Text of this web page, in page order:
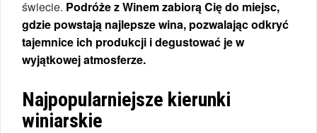
świecie. Podróże z Winem zabiorą Cię do miejsc,
gdzie powstają najlepsze wina, pozwalając odkryć
tajemnice ich produkcji i degustować je w
wyjątkowej atmosferze.
Najpopularniejsze kierunki
winiarskie